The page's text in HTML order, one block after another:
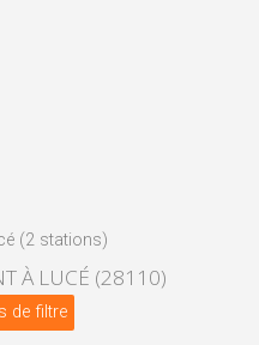
(2 stations)
À LUCÉ (28110)
de filtre